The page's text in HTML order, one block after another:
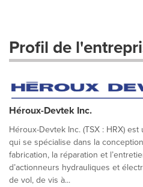
Profil de
Héroux-Devtek Inc.
Héroux-Devtek Inc. (TSX : HRX)
qui se spécialise dans la
fabrication, la réparation et
d’actionneurs hydrauliques et
de vol, de vis à...